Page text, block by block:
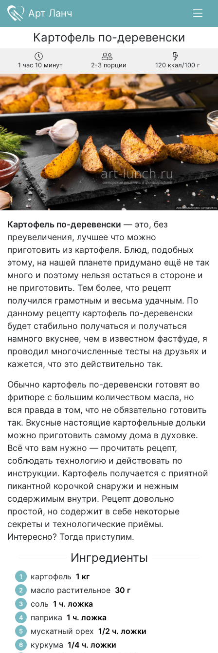
Арт Ланч
Картофель по-деревенски
1 час 10 минут 2-3 порции 120 ккал/100 г
Картофель по-деревенски — это, без
преувеличения, лучшее что можно
приготовить из картофеля. Блюд, подобных
этому, на нашей планете придумано ещё не так
много и поэтому нельзя остаться в стороне и
не приготовить. Тем более, что рецепт
получился грамотным и весьма удачным. По
данному рецепту картофель по-деревенски
будет стабильно получаться и получаться
намного вкуснее, чем в известном фастфуде, я
проводил многочисленные тесты на друзьях и
кажется, что это действительно так.
Обычно картофель по-деревенски готовят во
фритюре с большим количеством масла, но
вся правда в том, что не обязательно готовить
так. Вкусные настоящие картофельные дольки
можно приготовить самому дома в духовке.
Всё что вам нужно — прочитать рецепт,
соблюдать технологию и действовать по
инструкции. Картофель получается с приятной
пикантной корочкой снаружи и нежным
содержимым внутри. Рецепт довольно
простой, но содержит в себе некоторые
секреты и технологические приёмы.
Интересно? Тогда приступим.
Ингредиенты
картофель 1 кг
масло растительное 30 г
соль 1 ч. ложка
паприка 1 ч. ложка
мускатный орех 1/2 ч. ложки
куркума 1/4 ч. ложки